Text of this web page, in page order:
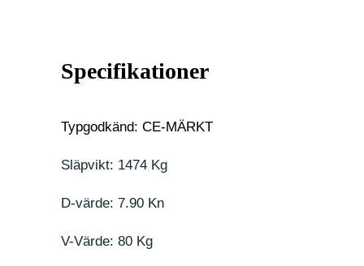
Specifikationer
Typgodkänd: CE-MÄRKT
Släpvikt: 1474 Kg
D-värde: 7.90 Kn
V-Värde: 80 Kg